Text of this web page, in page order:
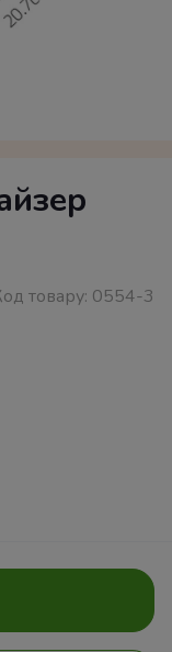
товару: 0554-3